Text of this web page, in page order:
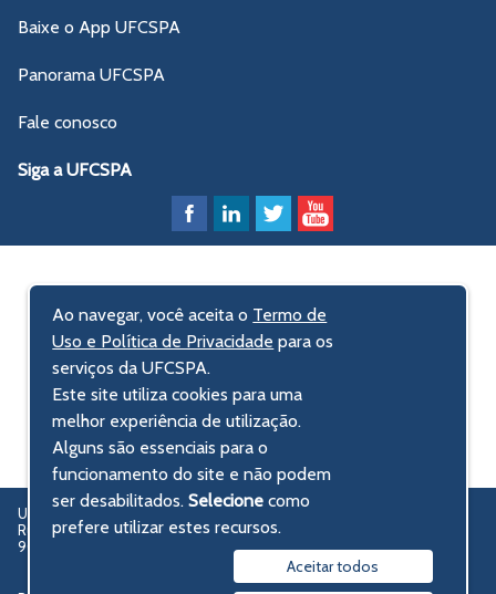
Baixe o App UFCSPA
Panorama UFCSPA
Fale conosco
Siga a UFCSPA
UFCSPA – Universidade Federal de Ciências da Saúde de Porto Alegre
Rua Sarmento Leite, 245 - Centro Histórico
90050-170 Porto Alegre, RS, Brasil
Ao navegar, você aceita o Termo de
Uso e Política de Privacidade para os
serviços da UFCSPA.
Este site utiliza cookies para uma
melhor experiência de utilização.
Alguns são essenciais para o
funcionamento do site e não podem
ser desabilitados.Selecionecomo
prefere utilizar estes recursos.
Aceitar todos